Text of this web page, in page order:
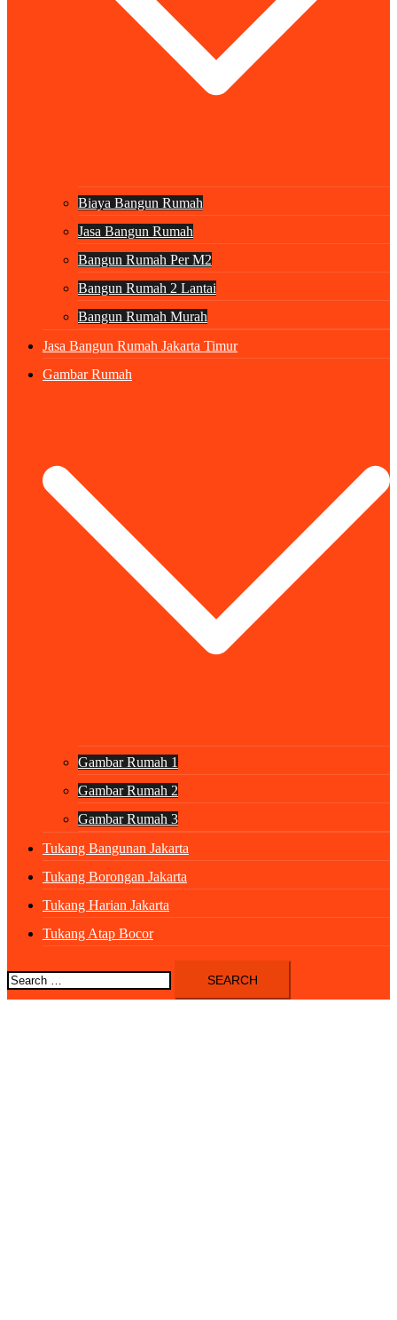
Biaya Bangun Rumah
Jasa Bangun Rumah
Bangun Rumah Per M2
Bangun Rumah 2 Lantai
Bangun Rumah Murah
Jasa Bangun Rumah Jakarta Timur
Gambar Rumah
Gambar Rumah 1
Gambar Rumah 2
Gambar Rumah 3
Tukang Bangunan Jakarta
Tukang Borongan Jakarta
Tukang Harian Jakarta
Tukang Atap Bocor
Search
for: